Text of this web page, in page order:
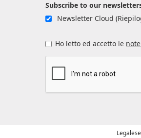
Subscribe to our
Newsletter Cloud
Ho letto ed accetto le
Legalese